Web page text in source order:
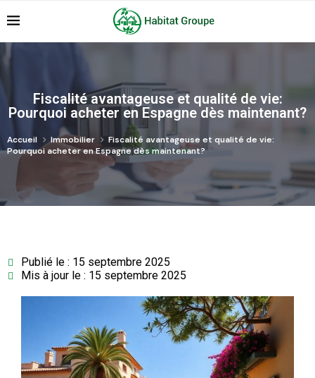
Fiscalité avantageuse et qualité de vie:
Pourquoi acheter en Espagne dès maintenant?
Accueil Immobilier
Fiscalité avantageuse et qualité de vie:
Pourquoi acheter en Espagne dès maintenant?
Publié le : 15 septembre 2025
Mis à jour le : 15 septembre 2025